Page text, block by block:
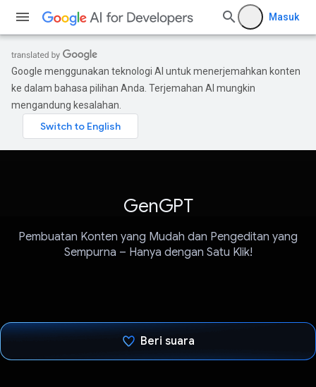
Masuk
Google menggunakan teknologi AI untuk menerjemahkan konten
ke dalam bahasa pilihan Anda. Terjemahan AI mungkin
mengandung kesalahan.
GenGPT
Pembuatan Konten yang Mudah dan Pengeditan yang
Sempurna – Hanya dengan Satu Klik!
Beri suara